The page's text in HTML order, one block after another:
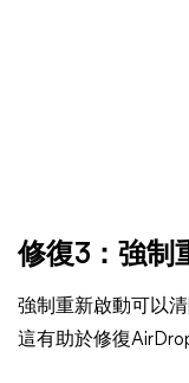
修復3：強制
強制重新啟動可以
這有助於修復